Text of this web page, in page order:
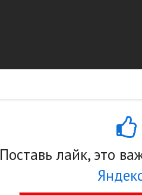
Поставь лайк, это